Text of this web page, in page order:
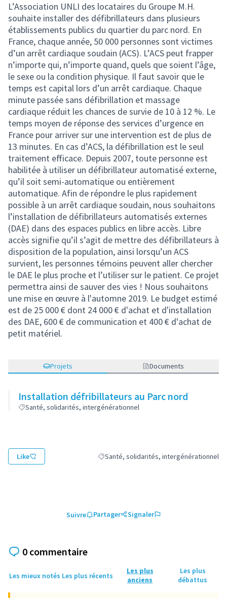
L’Association UNLI des locataires du Groupe M.H.
souhaite installer des défibrillateurs dans plusieurs
établissements publics du quartier du parc nord. En
France, chaque année, 50 000 personnes sont victimes
d’un arrêt cardiaque soudain (ACS). L’ACS peut frapper
n’importe qui, n’importe quand, quels que soient l’âge,
le sexe ou la condition physique. Il faut savoir que le
temps est capital lors d’un arrêt cardiaque. Chaque
minute passée sans défibrillation et massage
cardiaque réduit les chances de survie de 10 à 12 %. Le
temps moyen de réponse des services d’urgence en
France pour arriver sur une intervention est de plus de
13 minutes. En cas d’ACS, la défibrillation est le seul
traitement efficace. Depuis 2007, toute personne est
habilitée à utiliser un défibrillateur automatisé externe,
qu’il soit semi-automatique ou entièrement
automatique. Afin de répondre le plus rapidement
possible à un arrêt cardiaque soudain, nous souhaitons
l’installation de défibrillateurs automatisés externes
(DAE) dans des espaces publics en libre accès. Libre
accès signifie qu’il s’agit de mettre des défibrillateurs à
disposition de la population, ainsi lorsqu’un ACS
survient, les personnes témoins peuvent aller chercher
le DAE le plus proche et l’utiliser sur le patient. Ce projet
permettra ainsi de sauver des vies ! Nous souhaitons
une mise en œuvre à l'automne 2019. Le budget estimé
est de 25 000 € dont 24 000 € d'achat et d'installation
des DAE, 600 € de communication et 400 € d'achat de
petit matériel.
Projets Documents
Installation défribillateurs au Parc nord
Santé, solidarités, intergénérationnel
Like Filtrer les résultats de la catégorie :
Santé, solidarités, intergénérationnel
Suivre Partager Signaler
0 commentaire
Les mieux notés Les plus récents
Les plus
anciens
Les plus
débattus